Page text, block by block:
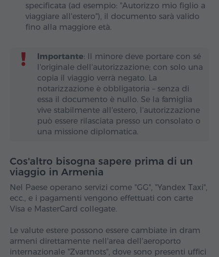
specificata (ad esempio: "Autorizzo mio figlio a
viaggiare all'estero"), il documento sarà valido
fino alla maggiore età.
Importante: Il minore deve portare con sé
l'originale dell'autorizzazione; con solo una
copia il viaggio verrà negato. La
notarizzazione è obbligatoria – senza di
essa il documento è nullo. Se la famiglia
vive stabilmente all'estero, l'autorizzazione
può essere rilasciata presso un consolato o
una missione diplomatica.
Cos'altro bisogna sapere prima di un
viaggio in Armenia
Nel Paese operano servizi come "GG", "Yandex Taxi",
ecc., e i pagamenti vengono effettuati con carte
Visa e MasterCard collegate.
Le valute estere possono essere cambiate in dram
armeni direttamente nell'area dell'aeroporto
internazionale "Zvartnots", dove sono presenti uffici